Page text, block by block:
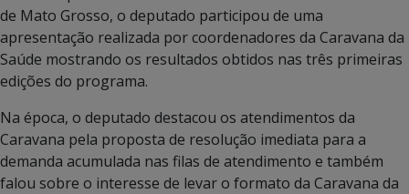
de Mato Grosso, o deputado participou de uma
apresentação realizada por coordenadores da Caravana da
Saúde mostrando os resultados obtidos nas três primeiras
edições do programa.
Na época, o deputado destacou os atendimentos da
Caravana pela proposta de resolução imediata para a
demanda acumulada nas filas de atendimento e também
falou sobre o interesse de levar o formato da Caravana da